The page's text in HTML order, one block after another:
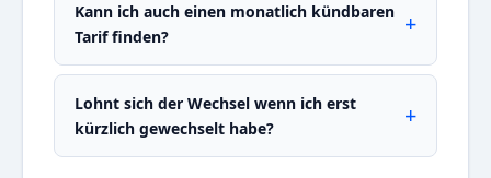
Kann ich auch einen monatlich kündbaren
Tarif finden?
Lohnt sich der Wechsel wenn ich erst
kürzlich gewechselt habe?